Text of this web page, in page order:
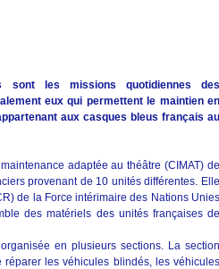
sont les missions quotidiennes des
eux qui permettent le maintien en
aux casques bleus français au
adaptée au théâtre (CIMAT) de
provenant de 10 unités différentes. Elle
de la Force intérimaire des Nations Unies
des matériels des unités françaises de
en plusieurs sections. La section
les véhicules blindés, les véhicules